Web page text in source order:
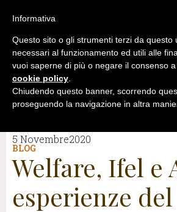
5 Novembre2020
BLOG
Welfare, Ifel e
esperienze del
Informativa
Questo sito o gli strumenti terzi da questo
necessari al funzionamento ed utili alle
vuoi saperne di più o negare il consenso
cookie policy.
Chiudendo questo banner, scorrendo
proseguendo la navigazione in altra